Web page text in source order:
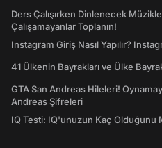
Ders Çalışırken Dinlenecek
Çalışamayanlar Toplanın!
Instagram Giriş Nasıl Yapılır?
41 Ülkenin Bayrakları ve Ülke
GTA San Andreas Hileleri!
Andreas Şifreleri
IQ Testi: IQ'unuzun Kaç Olduğunu